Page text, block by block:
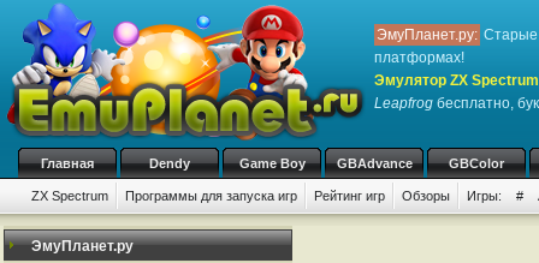
ЭмуПланет.ру: Старые
платформах!
Эмулятор ZX
Leapfrog бесплатно,
Главная Dendy Game Boy GBAdvance GBColor
ZX Spectrum Программы для запуска игр Рейтинг игр Обзоры Игры: #
ЭмуПланет.ру